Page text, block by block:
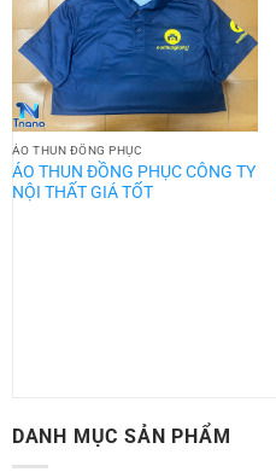
ÁO THUN ĐỒNG PHỤC
ÁO THUN ĐỒNG PHỤC CÔNG TY
NỘI THẤT GIÁ TỐT
DANH MỤC SẢN PHẨM